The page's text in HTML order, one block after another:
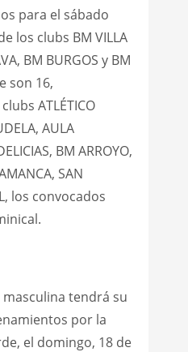
para el sábado
los clubs BM VILLA
BM BURGOS y BM
son 16,
ATLÉTICO
AULA
BM ARROYO,
SAN
los convocados
masculina tendrá su
por la
el domingo, 18 de